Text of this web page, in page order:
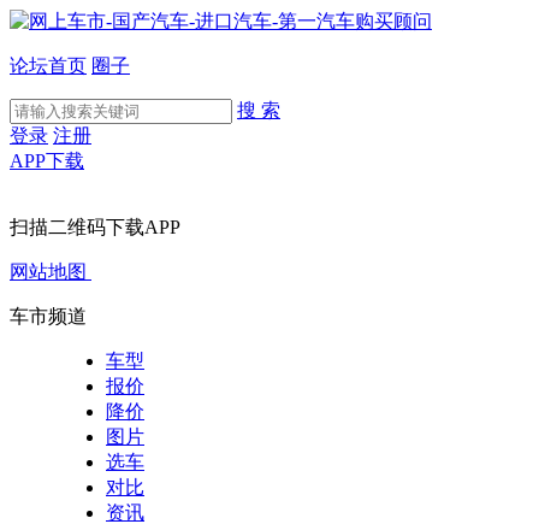
论坛首页 圈子
搜 索
登录 注册
APP下载
扫描二维码下载APP
网站地图
车市频道
车型
报价
降价
图片
选车
对比
资讯